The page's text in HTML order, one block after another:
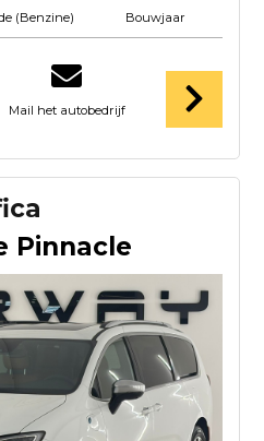
(Benzine) Bouwjaar
Mail het autobedrijf
Pinnacle